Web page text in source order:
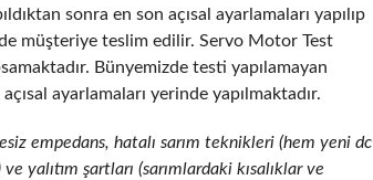
sonra en son açısal ayarlamaları yapılıp
müşteriye teslim edilir. Servo Motor Test
Bünyemizde testi yapılamayan
ayarlamaları yerinde yapılmaktadır.
empedans, hatalı sarım teknikleri (hem yeni dc
yalıtım şartları (sarımlardaki kısalıklar ve